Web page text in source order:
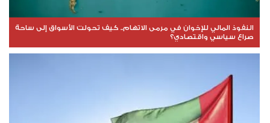
النفوذ المالي للإخوان في مرمى الاتهام.. كيف تحولت الأسواق إلى ساحة
صراع سياسي واقتصادي؟